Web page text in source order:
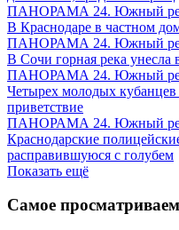
ПАНОРАМА 24. Южный
В Краснодаре в частном
ПАНОРАМА 24. Южный
В Сочи горная река унесла
ПАНОРАМА 24. Южный
Четырех молодых кубанцев
приветствие
ПАНОРАМА 24. Южный
Краснодарские
расправившуюся с голубем
Показать ещё
Самое